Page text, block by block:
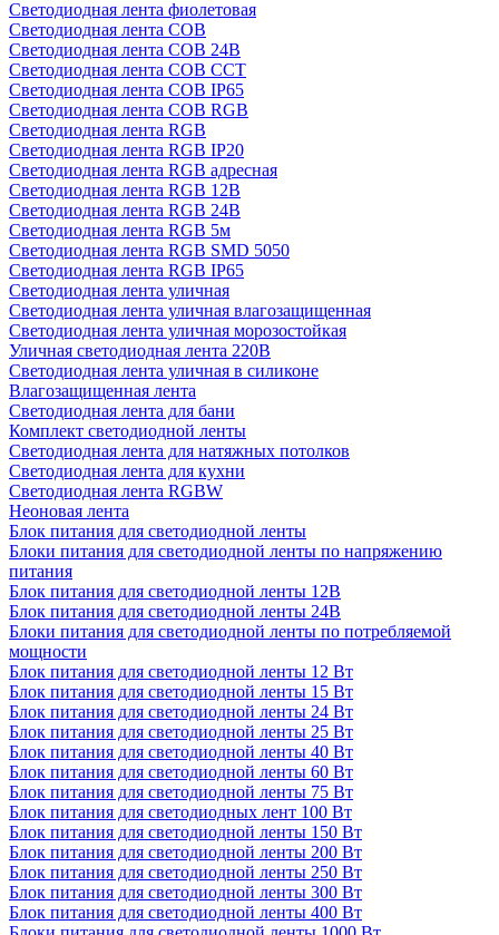
Светодиодная лента фиолетовая
Светодиодная лента COB
Светодиодная лента COB 24В
Светодиодная лента COB CCT
Светодиодная лента COB IP65
Светодиодная лента COB RGB
Светодиодная лента RGB
Светодиодная лента RGB IP20
Светодиодная лента RGB адресная
Светодиодная лента RGB 12В
Светодиодная лента RGB 24В
Светодиодная лента RGB 5м
Светодиодная лента RGB SMD 5050
Светодиодная лента RGB IP65
Светодиодная лента уличная
Светодиодная лента уличная влагозащищенная
Светодиодная лента уличная морозостойкая
Уличная светодиодная лента 220В
Светодиодная лента уличная в силиконе
Влагозащищенная лента
Светодиодная лента для бани
Комплект светодиодной ленты
Светодиодная лента для натяжных потолков
Светодиодная лента для кухни
Светодиодная лента RGBW
Неоновая лента
Блок питания для светодиодной ленты
Блоки питания для светодиодной ленты по напряжению
питания
Блок питания для светодиодной ленты 12В
Блок питания для светодиодной ленты 24В
Блоки питания для светодиодной ленты по потребляемой
мощности
Блок питания для светодиодной ленты 12 Вт
Блок питания для светодиодной ленты 15 Вт
Блок питания для светодиодной ленты 24 Вт
Блок питания для светодиодной ленты 25 Вт
Блок питания для светодиодной ленты 40 Вт
Блок питания для светодиодной ленты 60 Вт
Блок питания для светодиодной ленты 75 Вт
Блок питания для светодиодных лент 100 Вт
Блок питания для светодиодной ленты 150 Вт
Блок питания для светодиодной ленты 200 Вт
Блок питания для светодиодной ленты 250 Вт
Блок питания для светодиодной ленты 300 Вт
Блок питания для светодиодной ленты 400 Вт